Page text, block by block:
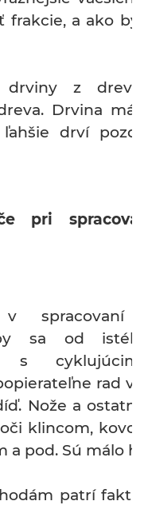
frakcie, a ako
z dreva
Drvina má
drví
pri
v spracovaní
sa od
s cyklujúcim
rad
Nože a
klincom,
a pod. Sú málo
patrí fakt,